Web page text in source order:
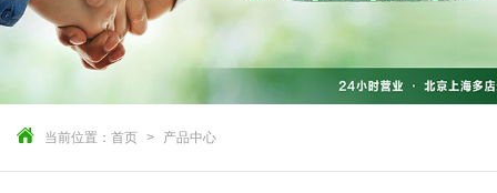
当前位置： 首页 产品中心